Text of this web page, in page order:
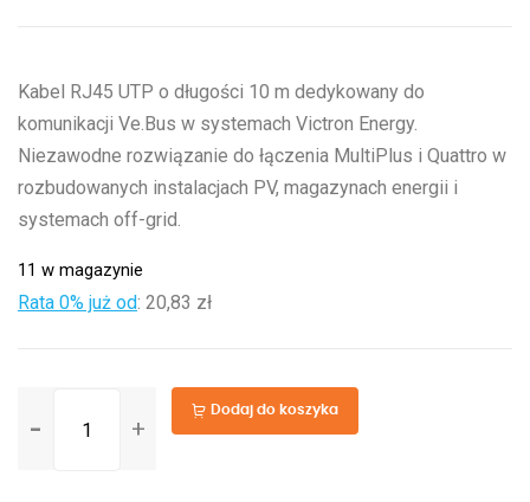
Kabel RJ45 UTP o długości 10 m dedykowany do
komunikacji Ve.Bus w systemach Victron Energy.
Niezawodne rozwiązanie do łączenia MultiPlus i Quattro w
rozbudowanych instalacjach PV, magazynach energii i
systemach off-grid.
11 w magazynie
Rata 0% już od: 20,83 zł
RJ45
Dodaj do koszyka